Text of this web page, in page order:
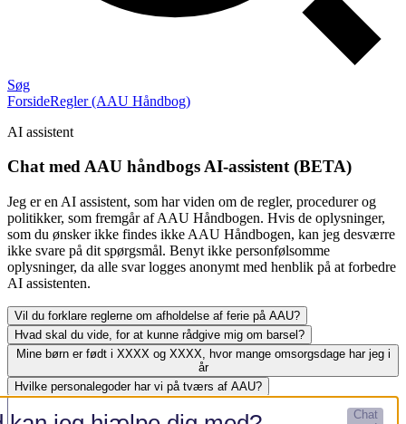
Søg
ForsideRegler (AAU Håndbog)
AI assistent
Chat med AAU håndbogs AI-assistent (BETA)
Jeg er en AI assistent, som har viden om de regler, procedurer og
politikker, som fremgår af AAU Håndbogen. Hvis de oplysninger,
som du ønsker ikke findes ikke AAU Håndbogen, kan jeg desværre
ikke svare på dit spørgsmål. Benyt ikke personfølsomme
oplysninger, da alle svar logges anonymt med henblik på at forbedre
AI assistenten.
Vil du forklare reglerne om afholdelse af ferie på AAU?
Hvad skal du vide, for at kunne rådgive mig om barsel?
Mine børn er født i XXXX og XXXX, hvor mange omsorgsdage har jeg i
år
Hvilke personalegoder har vi på tværs af AAU?
Chat